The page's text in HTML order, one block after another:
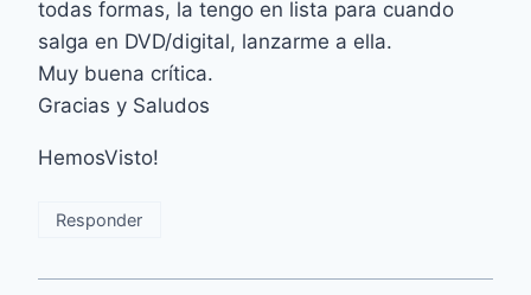
todas formas, la tengo en lista para cuando
salga en DVD/digital, lanzarme a ella.
Muy buena crítica.
Gracias y Saludos
HemosVisto!
Responder